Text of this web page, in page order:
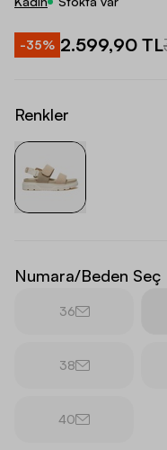
-35% 2.599,90 TL
Renkler
Numara/Beden Seç
36
38
40